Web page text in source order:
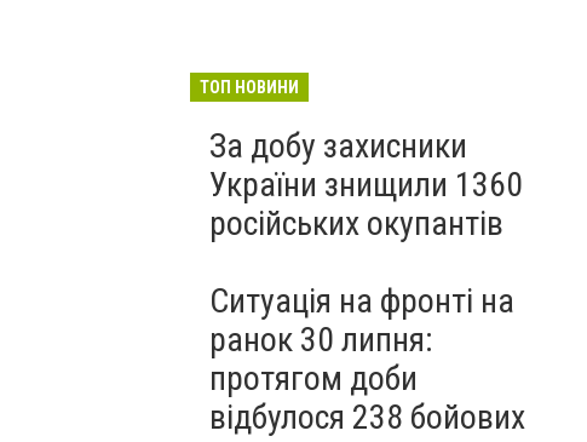
ТОП НОВИНИ
За добу захисники
України знищили 1360
російських окупантів
Ситуація на фронті на
ранок 30 липня:
протягом доби
відбулося 238 бойових